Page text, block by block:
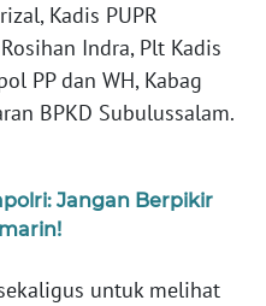
Kadis PUPR
Indra, Plt Kadis
PP dan WH, Kabag
BPKD Subulussalam.
Jangan Berpikir
untuk melihat